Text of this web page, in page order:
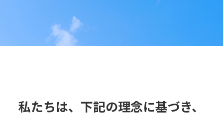
私たちは、下記の理念に基づき、